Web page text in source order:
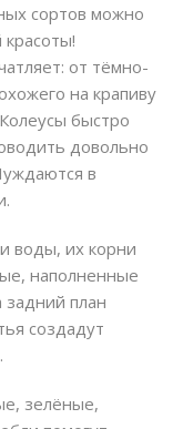
сортов можно
от тёмно-
на крапиву
быстро
довольно
в
воды, их корни
наполненные
задний план
создадут
зелёные,